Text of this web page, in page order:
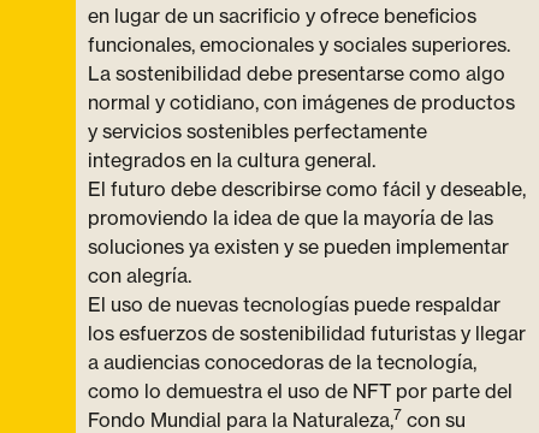
en lugar de un sacrificio y ofrece beneficios
funcionales, emocionales y sociales superiores.
La sostenibilidad debe presentarse como algo
normal y cotidiano, con imágenes de productos
y servicios sostenibles perfectamente
integrados en la cultura general.
El futuro debe describirse como fácil y deseable,
promoviendo la idea de que la mayoría de las
soluciones ya existen y se pueden implementar
con alegría.
El uso de nuevas tecnologías puede respaldar
los esfuerzos de sostenibilidad futuristas y llegar
a audiencias conocedoras de la tecnología,
como lo demuestra el uso de NFT por parte del
Fondo Mundial para la Naturaleza,7 con su